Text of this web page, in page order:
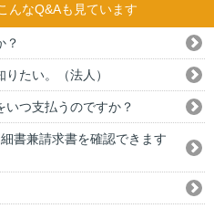
んなQ&Aも見ています
？
たい。（法人）
つ支払うのですか？
書兼請求書を確認できます